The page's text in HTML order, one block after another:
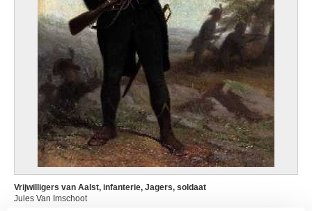
Vrijwilligers van Aalst, infanterie, Jagers, soldaat
Jules Van Imschoot